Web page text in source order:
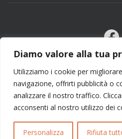
Diamo valore alla tua
Utilizziamo i cookie per
navigazione, offrirti pubblicità o
analizzare il nostro traffico.
acconsenti al nostro utilizzo dei
Personalizza Rifiuta
X
Copyright 2025 | info@esseciblog.it |